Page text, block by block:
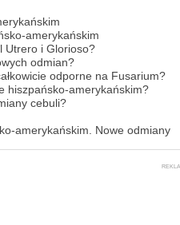
amerykańskim
Utrero i Glorioso?
odmian?
odporne na Fusarium?
hiszpańsko-amerykańskim?
cebuli?
amerykańskim. Nowe odmiany